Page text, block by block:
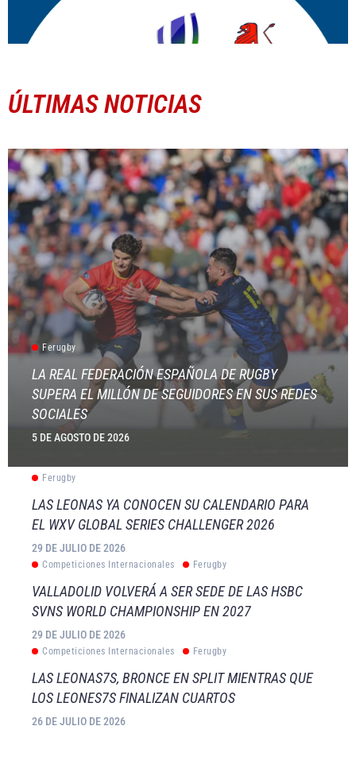
ÚLTIMAS NOTICIAS
Ferugby
LA REAL FEDERACIÓN ESPAÑOLA DE RUGBY
SUPERA EL MILLÓN DE SEGUIDORES EN SUS REDES
SOCIALES
5 DE AGOSTO DE 2026
Ferugby
LAS LEONAS YA CONOCEN SU CALENDARIO PARA
EL WXV GLOBAL SERIES CHALLENGER 2026
29 DE JULIO DE 2026
Competiciones Internacionales Ferugby
VALLADOLID VOLVERÁ A SER SEDE DE LAS HSBC
SVNS WORLD CHAMPIONSHIP EN 2027
29 DE JULIO DE 2026
Competiciones Internacionales Ferugby
LAS LEONAS7S, BRONCE EN SPLIT MIENTRAS QUE
LOS LEONES7S FINALIZAN CUARTOS
26 DE JULIO DE 2026